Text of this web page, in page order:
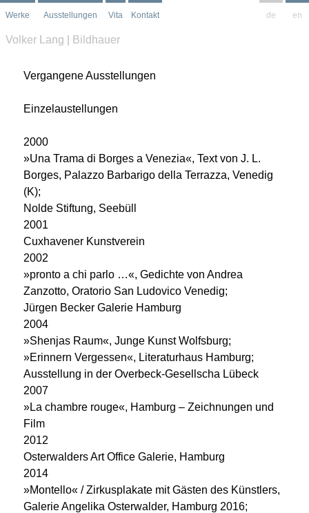
de en
Werke Ausstellungen Vita Kontakt
Volker Lang | Bildhauer
Vergangene Ausstellungen
Einzelaustellungen
2000
»Una Trama di Borges a Venezia«, Text von J. L.
Borges, Palazzo Barbarigo della Terrazza, Venedig
(K);
Nolde Stiftung, Seebüll
2001
Cuxhavener Kunstverein
2002
»pronto a chi parlo …«, Gedichte von Andrea
Zanzotto, Oratorio San Ludovico Venedig;
Jürgen Becker Galerie Hamburg
2004
»Shenjas Raum«, Junge Kunst Wolfsburg;
»Erinnern Vergessen«, Literaturhaus Hamburg;
Ausstellung in der Overbeck-Gesellscha Lübeck
2007
»La chambre rouge«, Hamburg – Zeichnungen und
Film
2012
Osterwalders Art Office Galerie, Hamburg
2014
»Montello« / Zirkusplakate mit Gästen des Künstlers,
Galerie Angelika Osterwalder, Hamburg 2016;